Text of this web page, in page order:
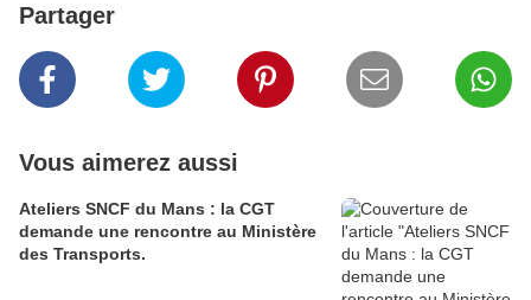
Partager
Vous aimerez aussi
Ateliers SNCF du Mans : la CGT
demande une rencontre au Ministère
des Transports.